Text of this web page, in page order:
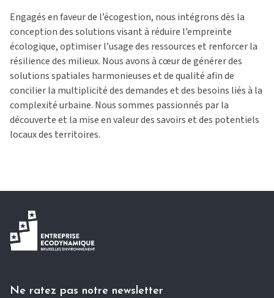
Engagés en faveur de l’écogestion, nous intégrons dès la
conception des solutions visant à réduire l’empreinte
écologique, optimiser l’usage des ressources et renforcer la
résilience des milieux. Nous avons à cœur de générer des
solutions spatiales harmonieuses et de qualité afin de
concilier la multiplicité des demandes et des besoins liés à la
complexité urbaine. Nous sommes passionnés par la
découverte et la mise en valeur des savoirs et des potentiels
locaux des territoires.
Ne ratez pas notre newsletter